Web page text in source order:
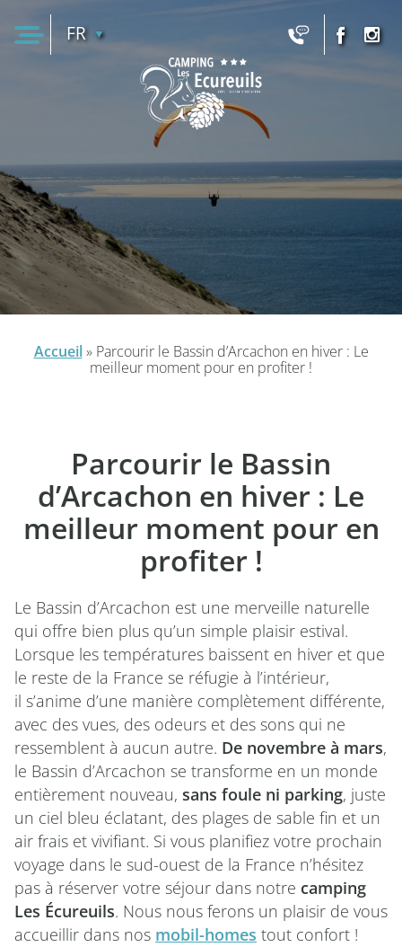
FR
Accueil» Parcourir le Bassin d’Arcachon en hiver : Le
meilleur moment pour en profiter !
Parcourir le Bassin
d’Arcachon en hiver : Le
meilleur moment pour en
profiter !
Le Bassin d’Arcachon est une merveille naturelle
qui offre bien plus qu’un simple plaisir estival.
Lorsque les températures baissent en hiver et que
le reste de la France se réfugie à l’intérieur,
il s’anime d’une manière complètement différente,
avec des vues, des odeurs et des sons qui ne
ressemblent à aucun autre. De novembre à mars,
le Bassin d’Arcachon se transforme en un monde
entièrement nouveau, sans foule ni parking, juste
un ciel bleu éclatant, des plages de sable fin et un
air frais et vivifiant. Si vous planifiez votre prochain
voyage dans le sud-ouest de la France n’hésitez
pas à réserver votre séjour dans notre camping
Les Écureuils. Nous nous ferons un plaisir de vous
accueillir dans nos mobil-homes tout confort !